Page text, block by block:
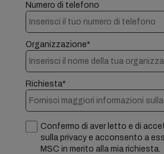
Numero di telefono
Organizzazione*
Richiesta*
Confermo di aver letto e di
sulla privacy e acconsento a
MSC in merito alla mia richiesta.